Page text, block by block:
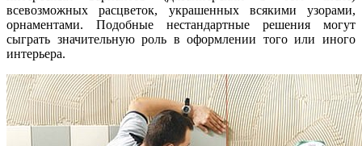
всевозможных расцветок, украшенных всякими узорами,
орнаментами. Подобные нестандартные решения могут
сыграть значительную роль в оформлении того или иного
интерьера.